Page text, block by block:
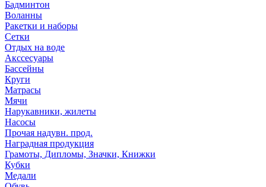
Бадминтон
Воланны
Ракетки и наборы
Сетки
Отдых на воде
Акссесуары
Бассейны
Круги
Матрасы
Мячи
Нарукавники, жилеты
Насосы
Прочая надувн. прод.
Наградная продукция
Грамоты, Дипломы, Значки, Книжки
Кубки
Медали